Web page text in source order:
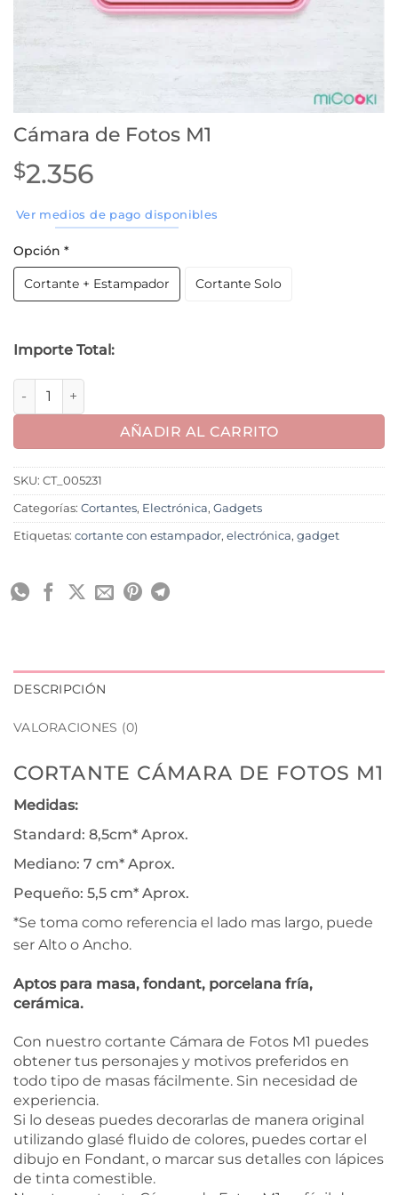
Cámara de Fotos M1
$2.356
Ver medios de pago disponibles
Opción *
Cortante + Estampador Cortante Solo
Importe Total:
Cámara de Fotos M1 cantidad
AÑADIR AL CARRITO
SKU: CT_005231
Categorías: Cortantes, Electrónica, Gadgets
Etiquetas: cortante con estampador, electrónica, gadget
DESCRIPCIÓN
VALORACIONES (0)
CORTANTE CÁMARA DE FOTOS M1
Medidas:
Standard: 8,5cm* Aprox.
Mediano: 7 cm* Aprox.
Pequeño: 5,5 cm* Aprox.
*Se toma como referencia el lado mas largo, puede
ser Alto o Ancho.
Aptos para masa, fondant, porcelana fría,
cerámica.
Con nuestro cortante Cámara de Fotos M1 puedes
obtener tus personajes y motivos preferidos en
todo tipo de masas fácilmente. Sin necesidad de
experiencia.
Si lo deseas puedes decorarlas de manera original
utilizando glasé fluido de colores, puedes cortar el
dibujo en Fondant, o marcar sus detalles con lápices
de tinta comestible.